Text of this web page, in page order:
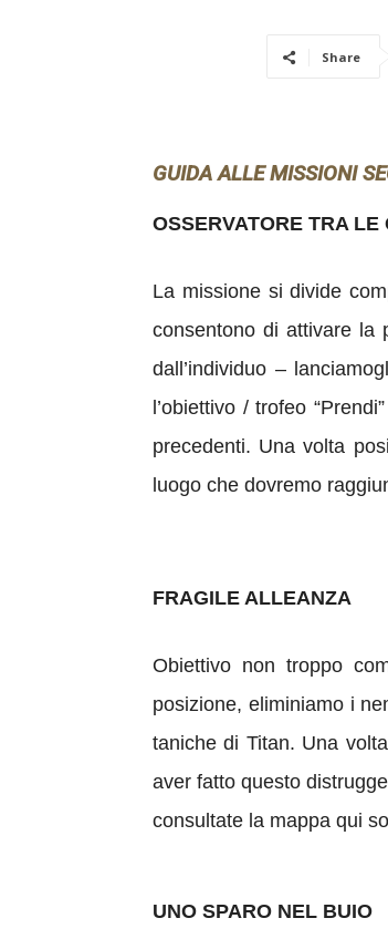
Share
GUIDA ALLE MISSIONI
OSSERVATORE TRA LE
La missione si divide
consentono di attivare la
dall’individuo –
l’obiettivo / trofeo
precedenti. Una volta
luogo che dovremo
FRAGILE ALLEANZA
Obiettivo non troppo
posizione, eliminiamo i
taniche di Titan. Una
aver fatto questo
consultate la mappa qui
UNO SPARO NEL BUIO